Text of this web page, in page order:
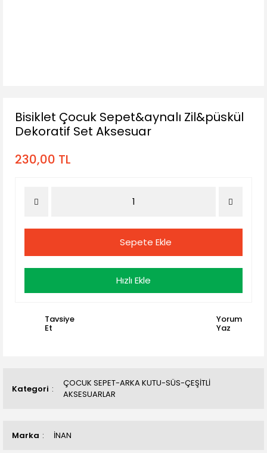
Kategori
ÇOCUK SEPET-ARKA KUTU-SÜS-ÇEŞİTLİ
AKSESUARLAR
Marka İNAN
Bisiklet Çocuk Sepet&aynalı Zil&püskül
Dekoratif Set Aksesuar
230,00 TL
Sepete Ekle
Hızlı Ekle
Tavsiye
Et
Yorum
Yaz